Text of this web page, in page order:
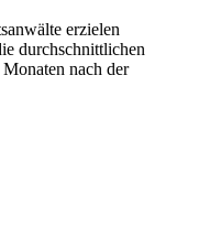
erzielen
durchschnittlichen
nach der